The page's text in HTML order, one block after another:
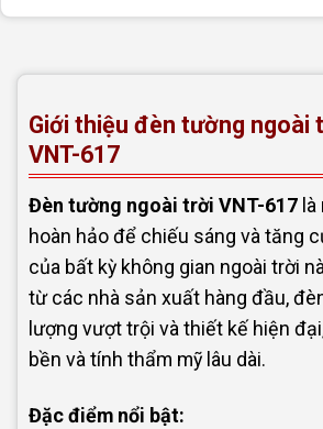
Giới thiệu đèn tường ngoài
VNT-617
Đèn tường ngoài trời VNT-617 là
hoàn hảo để chiếu sáng và tăng
của bất kỳ không gian ngoài trời
từ các nhà sản xuất hàng đầu,
lượng vượt trội và thiết kế hiện
bền và tính thẩm mỹ lâu dài.
Đặc điểm nổi bật: